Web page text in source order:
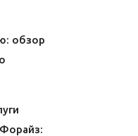
обзор